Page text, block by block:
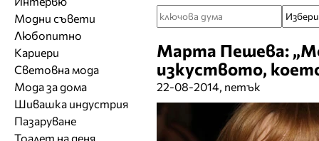
Марта Пешева:
изкуството,
22-08-2014, петък
Модни съвети
Любопитно
Кариери
Световна мода
Мода за дома
Шивашка индустрия
Пазаруване
Тоалет на деня